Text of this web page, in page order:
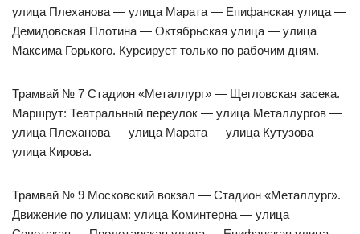
улица Плеханова — улица Марата — Епифанская улица —
Демидовская Плотина — Октябрьская улица — улица
Максима Горького. Курсирует только по рабочим дням.
Трамвай № 7 Стадион «Металлург» — Щегловская засека.
Маршрут: Театральный переулок — улица Металлургов —
улица Плеханова — улица Марата — улица Кутузова —
улица Кирова.
Трамвай № 9 Московский вокзал — Стадион «Металлург».
Движение по улицам: улица Коминтерна — улица